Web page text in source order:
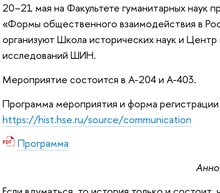
20–21 мая на Факультете гуманитарных наук
«Формы общественного взаимодействия в
организуют Школа исторических наук и
исследований ШИН.
Мероприятие состоится в А-204 и А-403.
Программа мероприятия и форма
https://hist.hse.ru/source/communication
Программа